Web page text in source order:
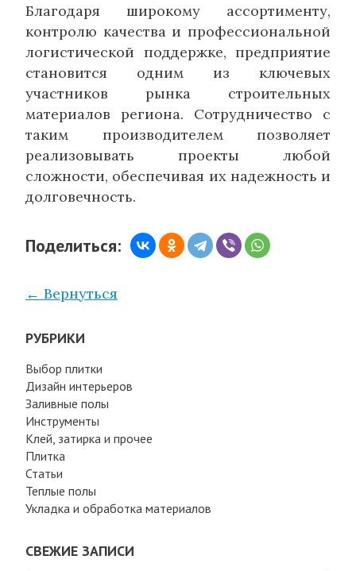
Благодаря широкому ассортименту,
контролю качества и профессиональной
логистической поддержке, предприятие
становится одним из ключевых
участников рынка строительных
материалов региона. Сотрудничество с
таким производителем позволяет
реализовывать проекты любой
сложности, обеспечивая их надежность и
долговечность.
Поделиться:
← Вернуться
РУБРИКИ
Выбор плитки
Дизайн интерьеров
Заливные полы
Инструменты
Клей, затирка и прочее
Плитка
Статьи
Теплые полы
Укладка и обработка материалов
СВЕЖИЕ ЗАПИСИ